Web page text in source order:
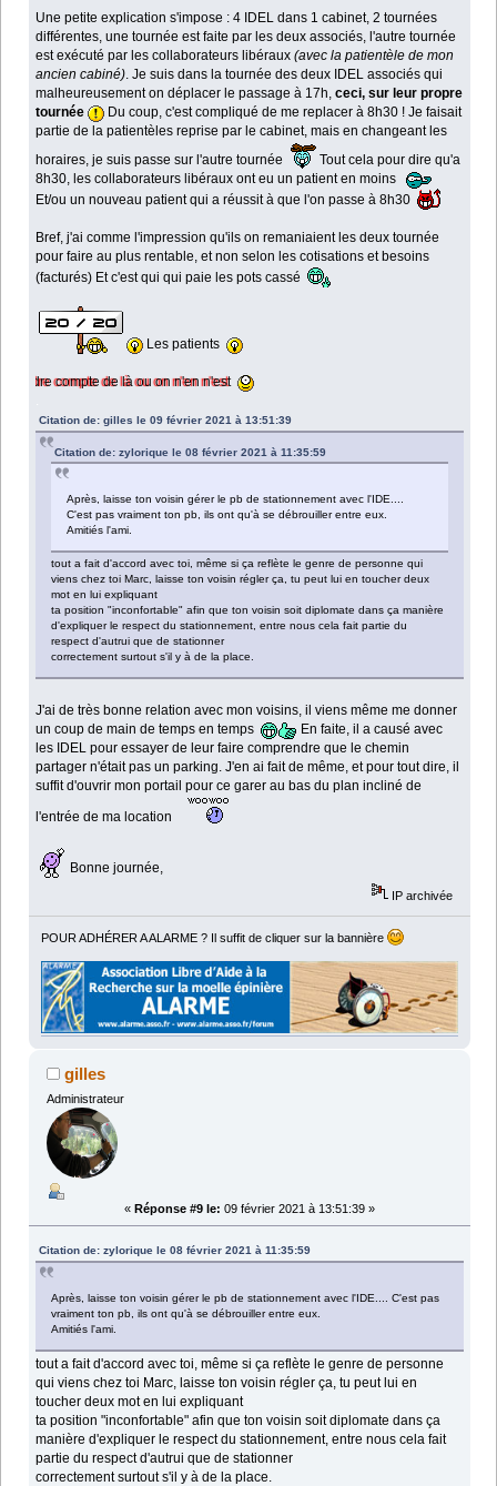
Une petite explication s'impose : 4 IDEL dans 1 cabinet, 2 tournées
différentes, une tournée est faite par les deux associés, l'autre tournée
est exécuté par les collaborateurs libéraux(avec la patientèle de mon
ancien cabiné). Je suis dans la tournée des deux IDEL associés qui
malheureusement on déplacer le passage à 17h,ceci, sur leur propre
tournée
Du coup, c'est compliqué de me replacer à 8h30 ! Je faisait
partie de la patientèles reprise par le cabinet, mais en changeant les
horaires, je suis passe sur l'autre tournée
Tout cela pour dire qu'a
8h30, les collaborateurs libéraux ont eu un patient en moins
Et/ou un nouveau patient qui a réussit à que l'on passe à 8h30
Bref, j'ai comme l'impression qu'ils on remaniaient les deux tournée
pour faire au plus rentable, et non selon les cotisations et besoins
(facturés) Et c'est qui qui paie les pots cassé
Les patients
de là ou on n'en n'est
Citation de: gilles le 09 février 2021 à 13:51:39
Citation de: zylorique le 08 février 2021 à 11:35:59
Après, laisse ton voisin gérer le pb de stationnement avec l'IDE....
C'est pas vraiment ton pb, ils ont qu'à se débrouiller entre eux.
Amitiés l'ami.
tout a fait d'accord avec toi, même si ça reflète le genre de personne qui
viens chez toi Marc, laisse ton voisin régler ça, tu peut lui en toucher deux
mot en lui expliquant
ta position "inconfortable" afin que ton voisin soit diplomate dans ça manière
d'expliquer le respect du stationnement, entre nous cela fait partie du
respect d'autrui que de stationner
correctement surtout s'il y à de la place.
J'ai de très bonne relation avec mon voisins, il viens même me donner
un coup de main de temps en temps
En faite, il a causé avec
les IDEL pour essayer de leur faire comprendre que le chemin
partager n'était pas un parking. J'en ai fait de même, et pour tout dire, il
suffit d'ouvrir mon portail pour ce garer au bas du plan incliné de
l'entrée de ma location
Bonne journée,
IP archivée
POUR ADHÉRER A ALARME ? Il suffit de cliquer sur la bannière
gilles
Administrateur
« Réponse #9 le: 09 février 2021 à 13:51:39 »
Citation de: zylorique le 08 février 2021 à 11:35:59
Après, laisse ton voisin gérer le pb de stationnement avec l'IDE.... C'est pas
vraiment ton pb, ils ont qu'à se débrouiller entre eux.
Amitiés l'ami.
tout a fait d'accord avec toi, même si ça reflète le genre de personne
qui viens chez toi Marc, laisse ton voisin régler ça, tu peut lui en
toucher deux mot en lui expliquant
ta position "inconfortable" afin que ton voisin soit diplomate dans ça
manière d'expliquer le respect du stationnement, entre nous cela fait
partie du respect d'autrui que de stationner
correctement surtout s'il y à de la place.